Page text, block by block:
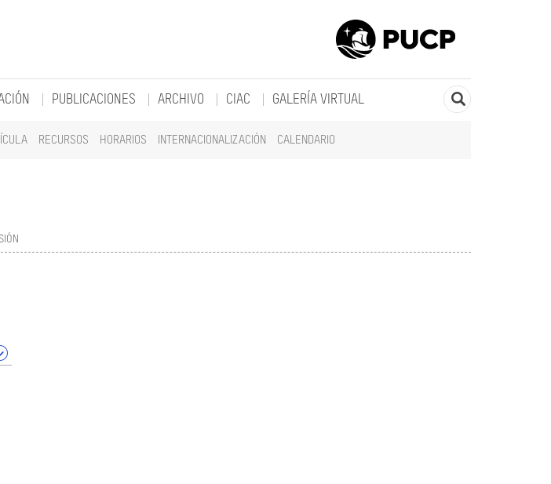
RECURSOS HORARIOS INTERNACIONALIZACIÓN CALENDARIO
PUBLICACIONES ARCHIVO CIAC GALERÍA VIRTUAL